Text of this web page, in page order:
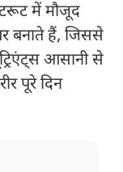
में मौजूद
बनाते हैं, जिससे
आसानी से
पूरे दिन